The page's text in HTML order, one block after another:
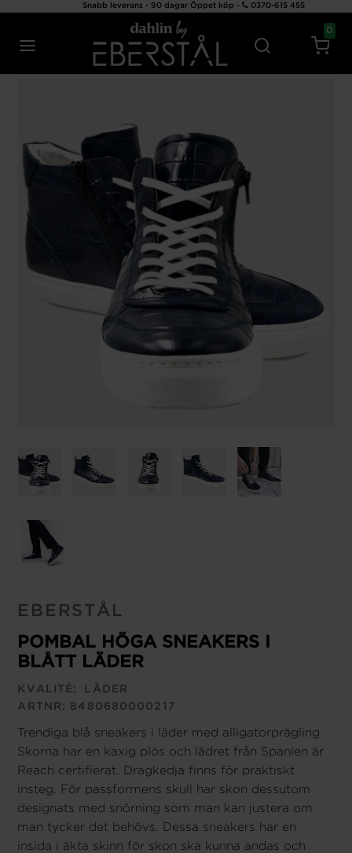
0
Snabb leverans - 90 dagar Öppet köp - 0370-615 455
EBERSTÅL
POMBAL HÖGA SNEAKERS I
BLÅTT LÄDER
KVALITÉ:
LÄDER
ARTNR:
8480680000217
Trendiga blå sneakers i läder med alligatorprägling.
Skorna har en kaxig plös och lädret från Spanien är
Reach certifierat. Dragkedja finns för praktiskt
insteg. För passformens skull har skon dessutom
designats med snörning som man kan justera om
man tycker det behövs. Dessa sneakers har en
insida i äkta skinn för skon ska kunna andas och